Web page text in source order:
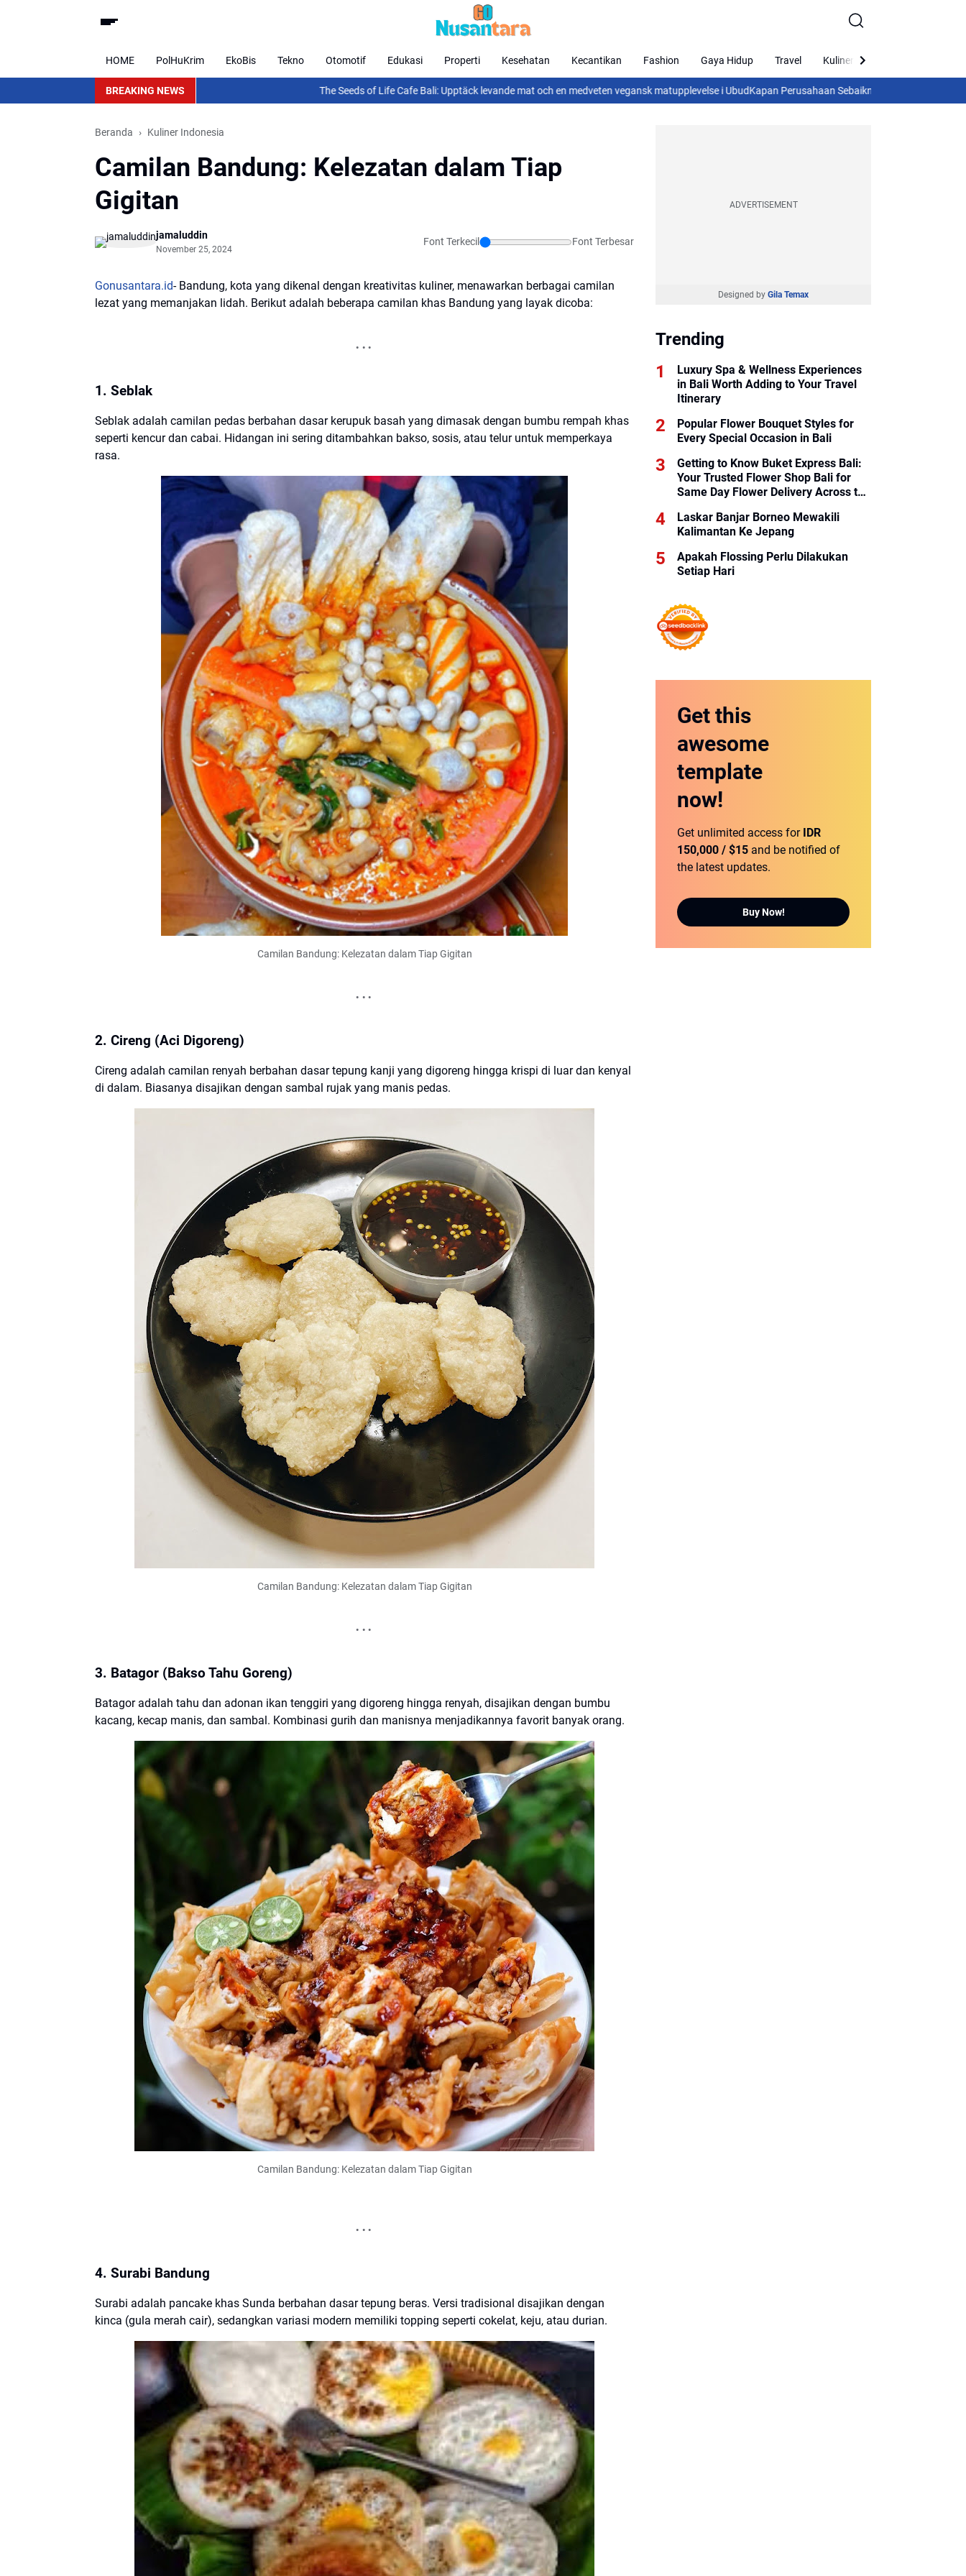
HOME PolHuKrim EkoBis Tekno Otomotif Edukasi Properti Kesehatan Kecantikan Fashion Gaya Hidup Travel Kuliner
BREAKING NEWS The Seeds of Life Cafe Bali: Upptäck levande mat och en medveten vegansk matupplevelse i UbudKapan Perusahaan Sebaiknya Menggunakan Sewa Printer
Beranda Kuliner Indonesia
Camilan Bandung: Kelezatan dalam Tiap
Gigitan
jamaluddin
November 25, 2024
Font Terkecil Font Terbesar
Gonusantara.id- Bandung, kota yang dikenal dengan kreativitas kuliner, menawarkan berbagai camilan
lezat yang memanjakan lidah. Berikut adalah beberapa camilan khas Bandung yang layak dicoba:
1. Seblak
Seblak adalah camilan pedas berbahan dasar kerupuk basah yang dimasak dengan bumbu rempah khas
seperti kencur dan cabai. Hidangan ini sering ditambahkan bakso, sosis, atau telur untuk memperkaya
rasa.
Camilan Bandung: Kelezatan dalam Tiap Gigitan
2. Cireng (Aci Digoreng)
Cireng adalah camilan renyah berbahan dasar tepung kanji yang digoreng hingga krispi di luar dan kenyal
di dalam. Biasanya disajikan dengan sambal rujak yang manis pedas.
Camilan Bandung: Kelezatan dalam Tiap Gigitan
3. Batagor (Bakso Tahu Goreng)
Batagor adalah tahu dan adonan ikan tenggiri yang digoreng hingga renyah, disajikan dengan bumbu
kacang, kecap manis, dan sambal. Kombinasi gurih dan manisnya menjadikannya favorit banyak orang.
Camilan Bandung: Kelezatan dalam Tiap Gigitan
4. Surabi Bandung
Surabi adalah pancake khas Sunda berbahan dasar tepung beras. Versi tradisional disajikan dengan
kinca (gula merah cair), sedangkan variasi modern memiliki topping seperti cokelat, keju, atau durian.
ADVERTISEMENT
Designed by Gila Temax
Trending
Luxury Spa & Wellness Experiences
in Bali Worth Adding to Your Travel
Itinerary
Popular Flower Bouquet Styles for
Every Special Occasion in Bali
Getting to Know Buket Express Bali:
Your Trusted Flower Shop Bali for
Same Day Flower Delivery Across the
Laskar Banjar Borneo Mewakili
Kalimantan Ke Jepang
Apakah Flossing Perlu Dilakukan
Setiap Hari
Get this
awesome
template
now!
Get unlimited access for IDR
150,000 / $15 and be notified of
the latest updates.
Buy Now!